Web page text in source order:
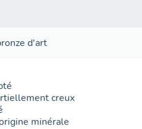
d'art
creux
minérale